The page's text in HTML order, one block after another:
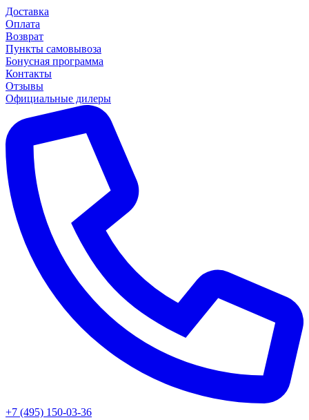
Доставка
Оплата
Возврат
Пункты самовывоза
Бонусная программа
Контакты
Отзывы
Официальные дилеры
+7 (495) 150-03-36